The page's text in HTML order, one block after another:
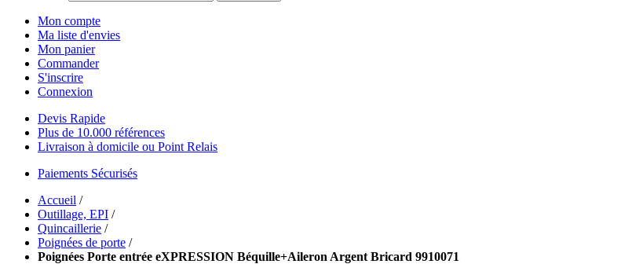
Mon compte
Ma liste d'envies
Mon panier
Commander
S'inscrire
Connexion
Devis Rapide
Plus de 10.000 références
Livraison à domicile ou Point Relais
Paiements Sécurisés
Accueil /
Outillage, EPI /
Quincaillerie /
Poignées de porte /
Poignées Porte entrée eXPRESSION Béquille+Aileron Argent Bricard 9910071